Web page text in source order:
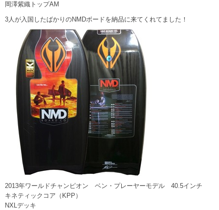
岡澤紫織トップAM
3人が入国したばかりのNMDボードを納品に来てくれてました！
2013年ワールドチャンピオン ベン・プレーヤーモデル 40.5インチ
キネティックコア（KPP）
NXLデッキ